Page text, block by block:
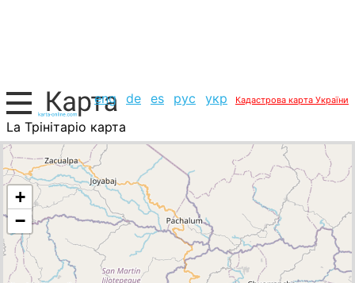
eng de es рус укр Кадастрова карта України
La Трінітаріо карта
Гватемала, список міст
+
−